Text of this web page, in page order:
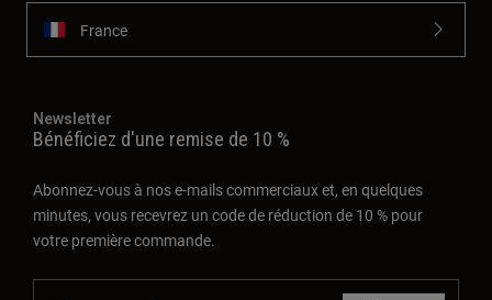
France
Newsletter
Bénéficiez d'une remise de 10 %
Abonnez-vous à nos e-mails commerciaux et, en quelques
minutes, vous recevrez un code de réduction de 10 % pour
votre première commande.